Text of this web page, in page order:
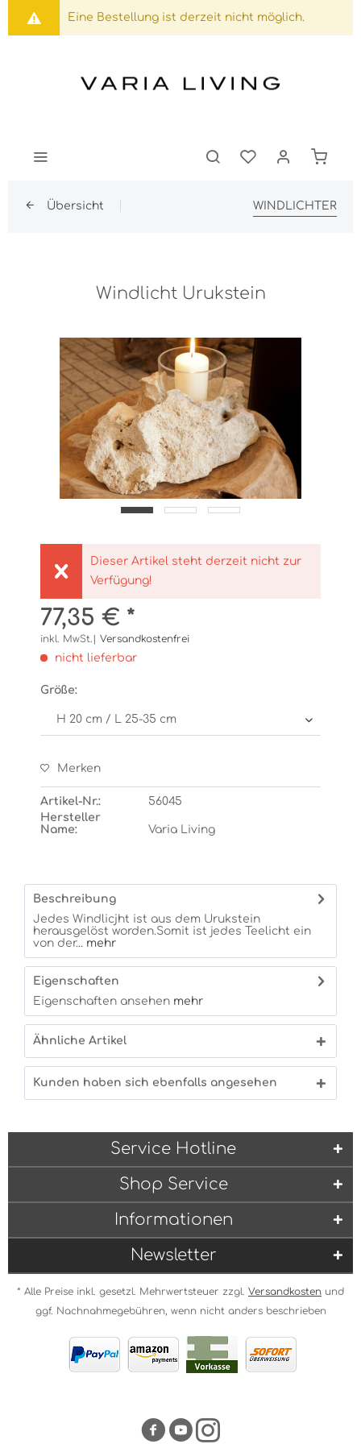
Eine Bestellung ist derzeit nicht möglich.
Übersicht WINDLICHTER
Windlicht Urukstein
Dieser Artikel steht derzeit nicht zur
Verfügung!
77,35 € *
inkl. MwSt.| Versandkostenfrei
nicht lieferbar
Größe:
Merken
Artikel-Nr.:
56045
Hersteller
Name:
Varia Living
Beschreibung
Jedes Windlicjht ist aus dem Urukstein
herausgelöst worden.Somit ist jedes Teelicht ein
von der... mehr
Eigenschaften
Eigenschaften ansehen mehr
Ähnliche Artikel
Kunden haben sich ebenfalls angesehen
Service Hotline
Shop Service
Informationen
Newsletter
* Alle Preise inkl. gesetzl. Mehrwertsteuer zzgl. Versandkosten und
ggf. Nachnahmegebühren, wenn nicht anders beschrieben